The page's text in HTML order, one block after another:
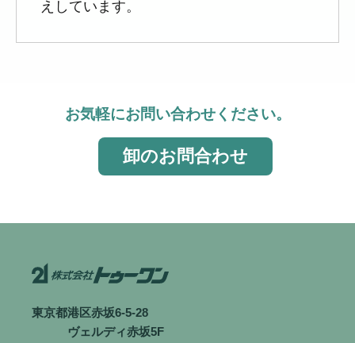
えしています。
お気軽にお問い合わせください。
卸のお問合わせ
東京都港区赤坂6-5-28
ヴェルディ赤坂5F